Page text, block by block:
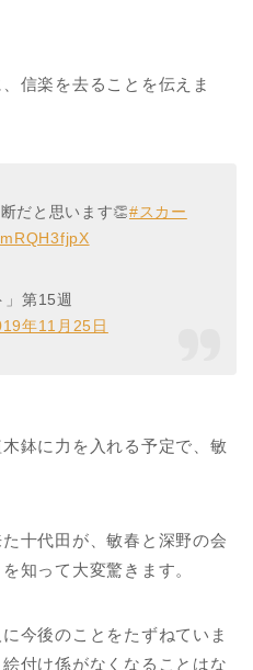
信楽を去ることを伝えま
だと思います👏#スカー
第15週
年11月25日
鉢に力を入れる予定で、敏
十代田が、敏春と深野の会
知って大変驚きます。
今後のことをたずねていま
付け係がなくなることはな